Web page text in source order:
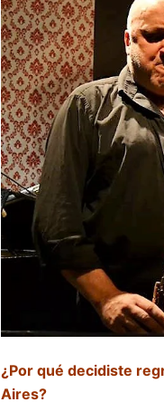
¿Por qué decidiste
Aires?